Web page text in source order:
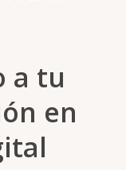
a tu
en